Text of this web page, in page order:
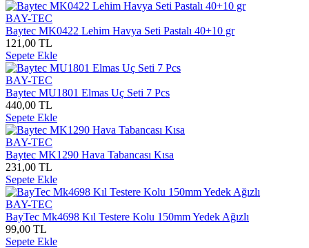
BAY-TEC
Baytec MK0422 Lehim Havya Seti Pastalı 40+10 gr
121,00 TL
Sepete Ekle
BAY-TEC
Baytec MU1801 Elmas Uç Seti 7 Pcs
440,00 TL
Sepete Ekle
BAY-TEC
Baytec MK1290 Hava Tabancası Kısa
231,00 TL
Sepete Ekle
BAY-TEC
BayTec Mk4698 Kıl Testere Kolu 150mm Yedek Ağızlı
99,00 TL
Sepete Ekle